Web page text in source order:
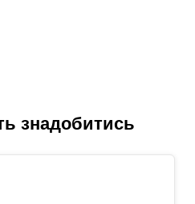
знадобитись